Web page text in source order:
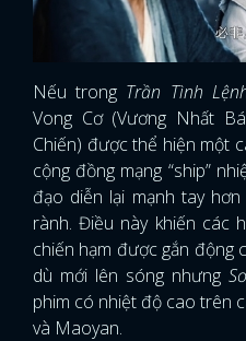
Nếu trong Trần Tình
Vong Cơ (Vương Nhất
Chiến) được thể hiện một
cộng đồng mạng “ship”
đạo diễn lại mạnh tay
rành. Điều này khiến các
chiến hạm được gắn động
dù mới lên sóng nhưng
phim có nhiệt độ cao trên
và Maoyan.